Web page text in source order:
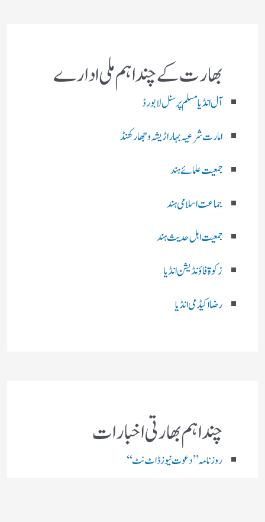
بھارت کے چند اہم ملی ادارے
آل انڈیا مسلم پرسنل لا بورڈ
امارت شرعیہ بہار اڑیشہ و جھارکھنڈ
جمعیت علمائے ہند
جماعت اسلامی ہند
جمعیت اہل حدیث ہند
زکوۃ فاؤنڈیشن انڈیا
رضا اکیڈمی انڈیا
چند اہم بھارتی اخبارات
روز نامہ ’’ دعوت نیوز ڈاٹ نٹ‘‘